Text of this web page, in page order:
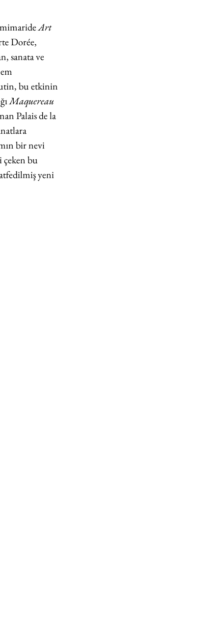
Art
Dorée,
sanata ve
bu etkinin
Maquereau
Palais de la
bir nevi
çeken bu
yeni